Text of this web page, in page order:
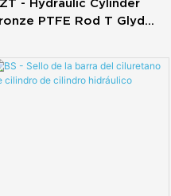
PTFE Rod T Glyd